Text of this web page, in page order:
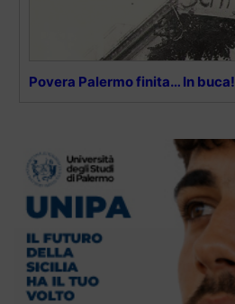
Povera Palermo finita… In buca!